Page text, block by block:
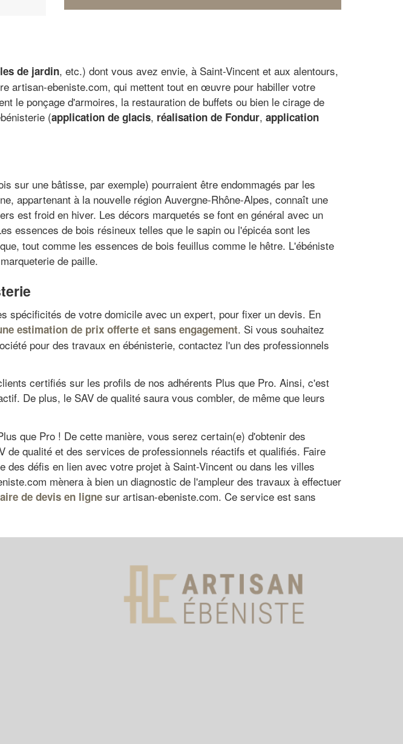
de jardin, etc.) dont vous avez envie, à Saint-Vincent et aux alentours,
artisan-ebeniste.com, qui mettent tout en œuvre pour habiller votre
le ponçage d'armoires, la restauration de buffets ou bien le cirage de
(application de glacis, réalisation de Fondur, application
sur une bâtisse, par exemple) pourraient être endommagés par les
appartenant à la nouvelle région Auvergne-Rhône-Alpes, connaît une
est froid en hiver. Les décors marquetés se font en général avec un
essences de bois résineux telles que le sapin ou l'épicéa sont les
tout comme les essences de bois feuillus comme le hêtre. L'ébéniste
de paille.
spécificités de votre domicile avec un expert, pour fixer un devis. En
estimation de prix offerte et sans engagement. Si vous souhaitez
pour des travaux en ébénisterie, contactez l'un des professionnels
certifiés sur les profils de nos adhérents Plus que Pro. Ainsi, c'est
De plus, le SAV de qualité saura vous combler, de même que leurs
que Pro ! De cette manière, vous serez certain(e) d'obtenir des
qualité et des services de professionnels réactifs et qualifiés. Faire
défis en lien avec votre projet à Saint-Vincent ou dans les villes
mènera à bien un diagnostic de l'ampleur des travaux à effectuer
de devis en ligne sur artisan-ebeniste.com. Ce service est sans